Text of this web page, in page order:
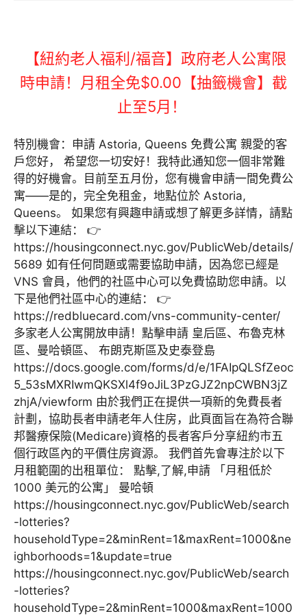
【紐約老人福利/福音】政府老人公寓限
時申請！月租全免$0.00【抽籤機會】截
止至5月！
特別機會：申請 Astoria, Queens 免費公寓 親愛的客
戶您好， 希望您一切安好！我特此通知您一個非常難
得的好機會。目前至五月份，您有機會申請一間免費公
寓——是的，完全免租金，地點位於 Astoria,
Queens。 如果您有興趣申請或想了解更多詳情，請點
擊以下連結： 👉
https://housingconnect.nyc.gov/PublicWeb/details/
5689 如有任何問題或需要協助申請，因為您已經是
VNS 會員，他們的社區中心可以免費協助您申請。以
下是他們社區中心的連結： 👉
https://redbluecard.com/vns-community-center/
多家老人公寓開放申請！點擊申請 皇后區、布魯克林
區、曼哈頓區、 布朗克斯區及史泰登島
https://docs.google.com/forms/d/e/1FAIpQLSfZeoc
5_53sMXRIwmQKSXl4f9oJiL3PzGJZ2npCWBN3jZ
zhjA/viewform 由於我們正在提供一項新的免費長者
計劃，協助長者申請老年人住房，此頁面旨在為符合聯
邦醫療保險(Medicare)資格的長者客戶分享紐約市五
個行政區內的平價住房資源。 我們首先會專注於以下
月租範圍的出租單位： 點擊,了解,申請 「月租低於
1000 美元的公寓」 曼哈頓
https://housingconnect.nyc.gov/PublicWeb/search
-lotteries?
householdType=2&minRent=1&maxRent=1000&ne
ighborhoods=1&update=true
https://housingconnect.nyc.gov/PublicWeb/search
-lotteries?
householdType=2&minRent=1000&maxRent=1000